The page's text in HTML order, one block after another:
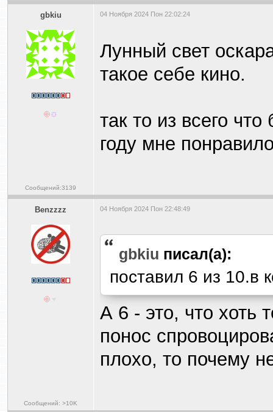
gbkiu
Сообщений:3139
04 Ноября 2024 Пон 22:02:24
Лунный свет
такое себе кино.
так то из всего
году мне
Benzzzz
Сообщений: >10K
04 Ноября 2024 Пон 22:48:49
gbkiu писал(а):
поставил 6 из 10.в
А 6 - это, что хоть
понос
плохо, то почему